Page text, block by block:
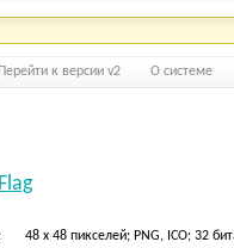
Перейти к версии v2 О системе
Flag
48 x 48 пикселей; PNG, ICO; 32